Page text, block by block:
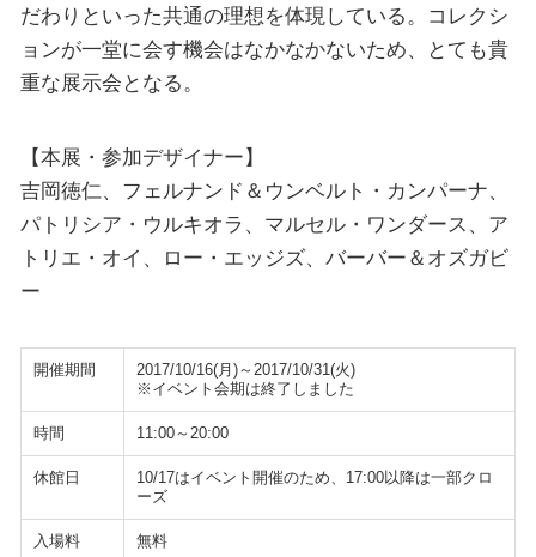
だわりといった共通の理想を体現している。コレクシ
ョンが一堂に会す機会はなかなかないため、とても貴
重な展示会となる。
【本展・参加デザイナー】
吉岡徳仁、フェルナンド＆ウンベルト・カンパーナ、
パトリシア・ウルキオラ、マルセル・ワンダース、ア
トリエ・オイ、ロー・エッジズ、バーバー＆オズガビ
ー
開催期間
2017/10/16(月)～2017/10/31(火)
※イベント会期は終了しました
時間 11:00～20:00
休館日
10/17はイベント開催のため、17:00以降は一部クロ
ーズ
入場料 無料